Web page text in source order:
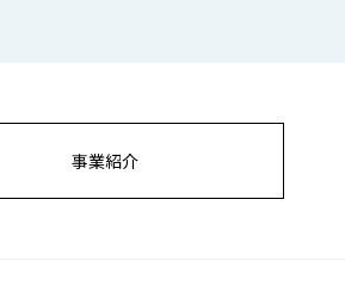
事業紹介